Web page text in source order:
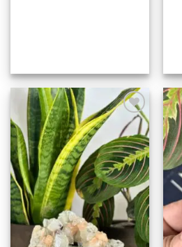
Añadir
a la
lista de
deseos